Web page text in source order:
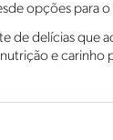
opções para o
de delícias que
e carinho